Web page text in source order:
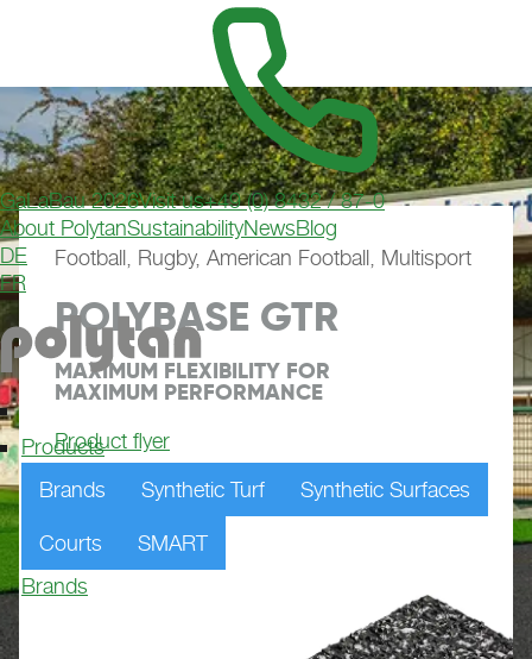
GaLaBau 2026Visit us+49 (0) 8432 / 87-0
About PolytanSustainabilityNewsBlog
DE
FR
Products
Brands
Synthetic Turf Synthetic Surfaces
Courts
SMART
Brands
Football, Rugby, American Football, Multisport
POLYBASE GTR
MAXIMUM FLEXIBILITY FOR
MAXIMUM PERFORMANCE
Product flyer
Request sample